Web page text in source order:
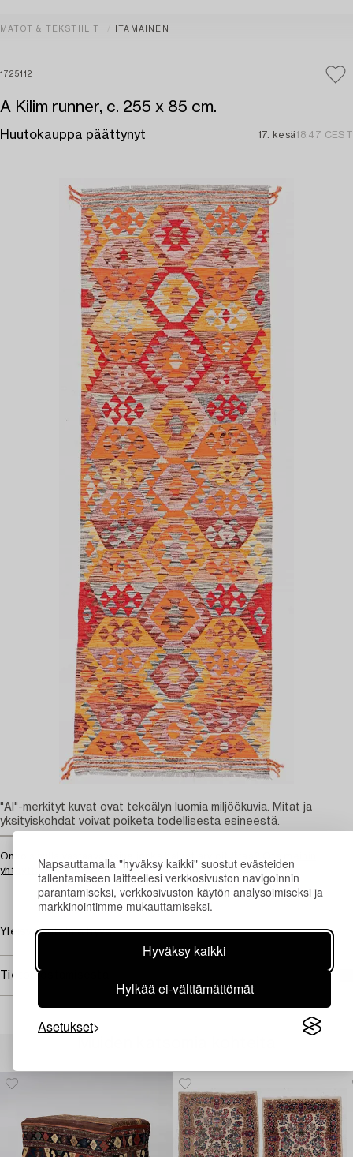
Napsauttamalla "hyväksy kaikki" suostut evästeiden
tallentamiseen laitteellesi verkkosivuston navigoinnin
parantamiseksi, verkkosivuston käytön analysoimiseksi ja
markkinointimme mukauttamiseksi.
Hyväksy kaikki
Hylkää ei-välttämättömät
Asetukset
MATOT & TEKSTIILIT ITÄMAINEN
1725112
A Kilim runner, c. 255 x 85 cm.
Huutokauppa päättynyt 17. kesä18:47 CEST
Onko sinulla vastaava esine jonka haluat arvioituttaa?
yhteyttä
Yleisvaikutelma hyvä.
Tietoa ostamisesta
"AI"-merkityt kuvat ovat tekoälyn luomia miljöökuvia. Mitat ja
yksityiskohdat voivat poiketa todellisesta esineestä.